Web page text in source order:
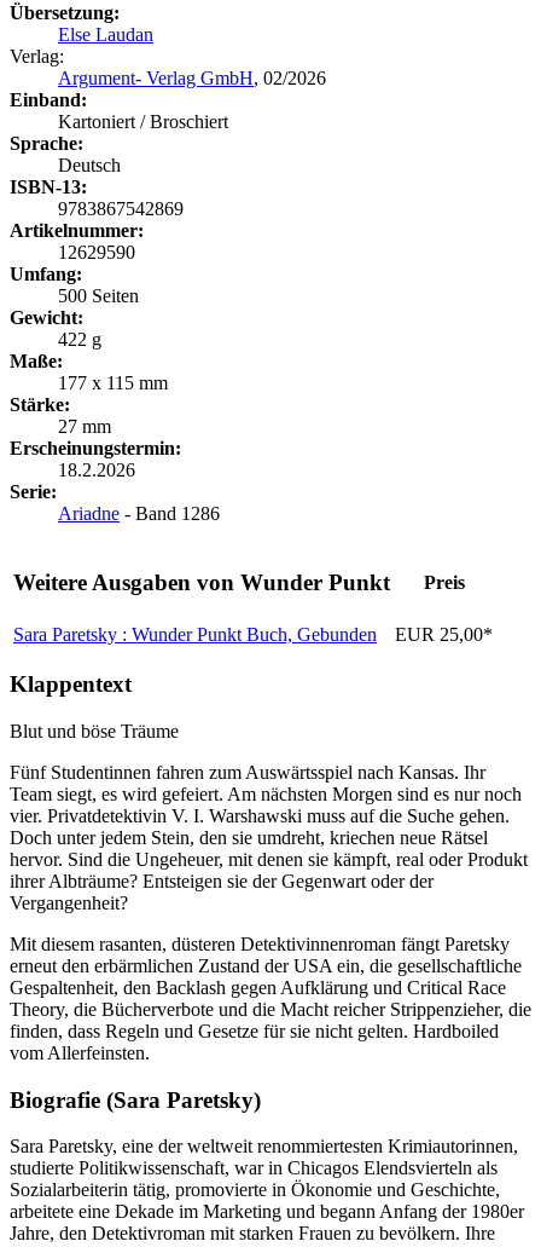
Übersetzung:
Else Laudan
Verlag:
Argument- Verlag GmbH, 02/2026
Einband:
Kartoniert / Broschiert
Sprache:
Deutsch
ISBN-13:
9783867542869
Artikelnummer:
12629590
Umfang:
500 Seiten
Gewicht:
422 g
Maße:
177 x 115 mm
Stärke:
27 mm
Erscheinungstermin:
18.2.2026
Serie:
Ariadne - Band 1286
Weitere Ausgaben von Wunder Punkt Preis
Sara Paretsky : Wunder Punkt Buch, Gebunden EUR 25,00*
Klappentext
Blut und böse Träume
Fünf Studentinnen fahren zum Auswärtsspiel nach Kansas. Ihr
Team siegt, es wird gefeiert. Am nächsten Morgen sind es nur noch
vier. Privatdetektivin V. I. Warshawski muss auf die Suche gehen.
Doch unter jedem Stein, den sie umdreht, kriechen neue Rätsel
hervor. Sind die Ungeheuer, mit denen sie kämpft, real oder Produkt
ihrer Albträume? Entsteigen sie der Gegenwart oder der
Vergangenheit?
Mit diesem rasanten, düsteren Detektivinnenroman fängt Paretsky
erneut den erbärmlichen Zustand der USA ein, die gesellschaftliche
Gespaltenheit, den Backlash gegen Aufklärung und Critical Race
Theory, die Bücherverbote und die Macht reicher Strippenzieher, die
finden, dass Regeln und Gesetze für sie nicht gelten. Hardboiled
vom Allerfeinsten.
Biografie (Sara Paretsky)
Sara Paretsky, eine der weltweit renommiertesten Krimiautorinnen,
studierte Politikwissenschaft, war in Chicagos Elendsvierteln als
Sozialarbeiterin tätig, promovierte in Ökonomie und Geschichte,
arbeitete eine Dekade im Marketing und begann Anfang der 1980er
Jahre, den Detektivroman mit starken Frauen zu bevölkern. Ihre